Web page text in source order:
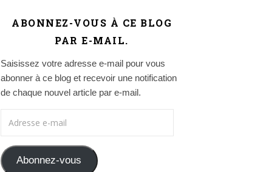
ABONNEZ-VOUS À CE BLOG
PAR E-MAIL.
Saisissez votre adresse e-mail pour vous
abonner à ce blog et recevoir une notification
de chaque nouvel article par e-mail.
Abonnez-vous